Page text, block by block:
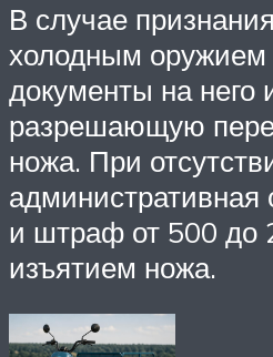
В случае
холодным оружием
документы на него
разрешающую
ножа. При
административная
и штраф от 500 до
изъятием ножа.